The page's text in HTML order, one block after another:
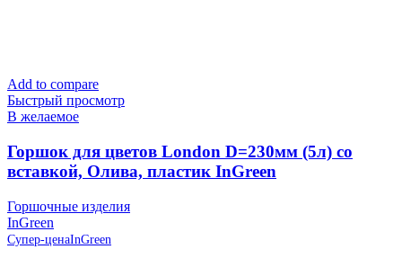
Add to compare
Быстрый просмотр
В желаемое
Горшок для цветов London D=230мм (5л) со
вставкой, Олива, пластик InGreen
Горшочные изделия
InGreen
Супер-ценаInGreen